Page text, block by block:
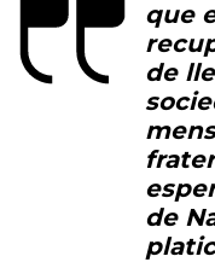
que
de
de